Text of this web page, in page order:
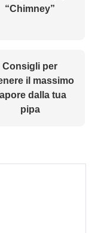
“Chimney”
Consigli per
il massimo
dalla tua
pipa